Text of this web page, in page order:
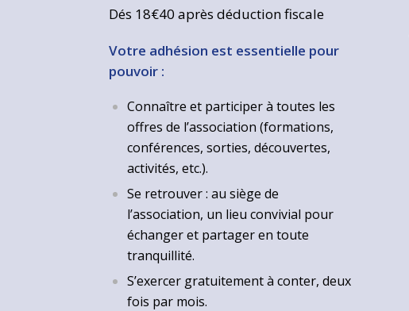
Dés 18€40 après déduction fiscale
Votre adhésion est essentielle pour
pouvoir :
Connaître et participer à toutes les
offres de l’association (formations,
conférences, sorties, découvertes,
activités, etc.).
Se retrouver : au siège de
l’association, un lieu convivial pour
échanger et partager en toute
tranquillité.
S’exercer gratuitement à conter, deux
fois par mois.